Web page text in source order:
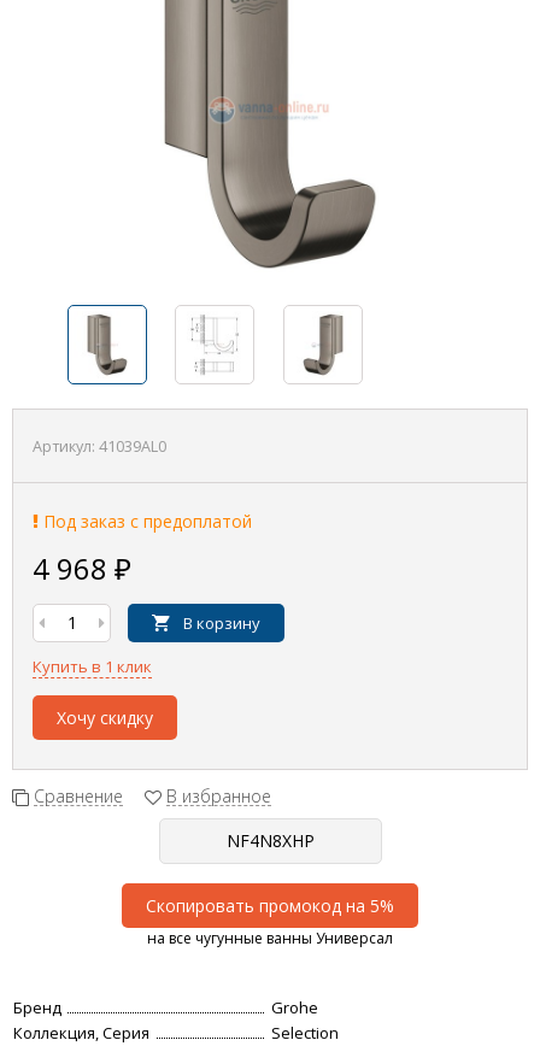
Артикул: 41039AL0
Под заказ с предоплатой
4 968 ₽
В корзину
Купить в 1 клик
Хочу скидку
Сравнение В избранное
Скопировать промокод на 5%
на все чугунные ванны Универсал
Бренд
Grohe
Коллекция, Серия
Selection